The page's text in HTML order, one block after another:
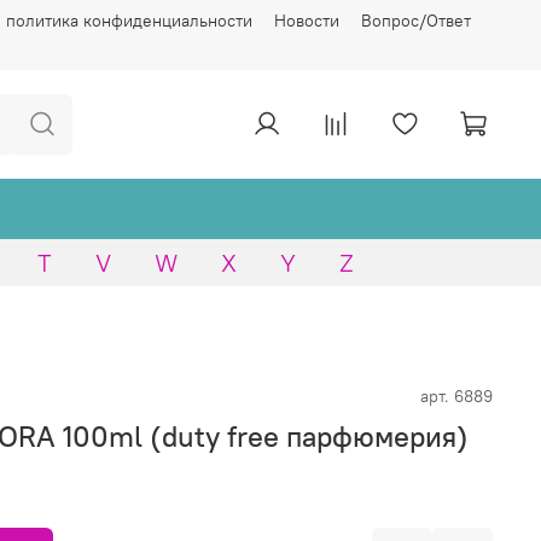
конфиденциальности Новости Вопрос/Ответ
T V W X Y Z
арт. 6889
100ml (duty free парфюмерия)